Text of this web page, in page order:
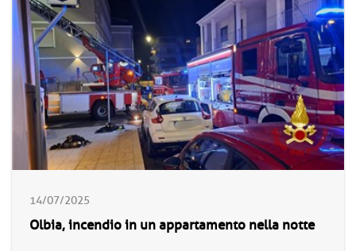
14/07/2025
Olbia, incendio in un appartamento nella notte